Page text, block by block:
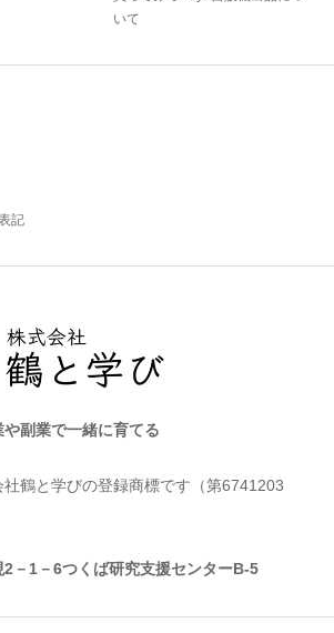
いて
記
副業で一緒に育てる
鶴と学びの登録商標です（第6741203
－1－6つくば研究支援センターB-5